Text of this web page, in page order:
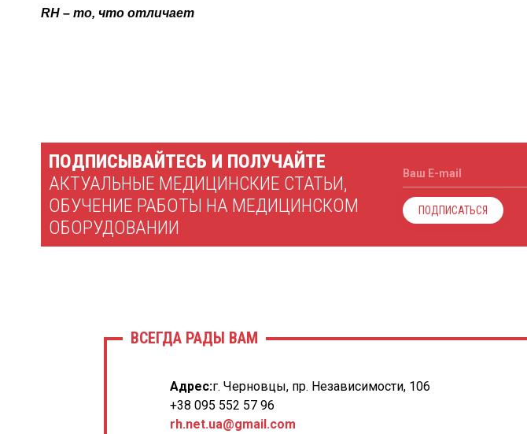
RH – то, что отличает
ПОДПИСЫВАЙТЕСЬ И ПОЛУЧАЙТЕ
АКТУАЛЬНЫЕ МЕДИЦИНСКИЕ СТАТЬИ,
ОБУЧЕНИЕ РАБОТЫ НА МЕДИЦИНСКОМ
ОБОРУДОВАНИИ
Ваш E-mail
ПОДПИСАТЬСЯ
ВСЕГДА РАДЫ ВАМ
Адрес:г. Черновцы, пр. Независимости, 106
+38 095 552 57 96
rh.net.ua@gmail.com